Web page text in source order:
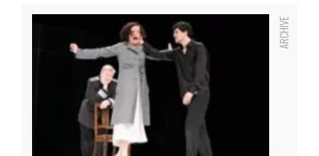
Moloch - Critique sortie Théâtre